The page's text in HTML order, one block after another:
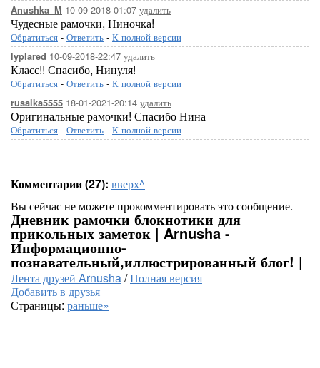
Anushka_M 10-09-2018-01:07 удалить
Чудесные рамочки, Ниночка!
Обратиться - Ответить - К полной версии
lyplared 10-09-2018-22:47 удалить
Класс!! Спасибо, Нинуля!
Обратиться - Ответить - К полной версии
rusalka5555 18-01-2021-20:14 удалить
Оригинальные рамочки! Спасибо Нина
Обратиться - Ответить - К полной версии
Комментарии (27): вверх^
Вы сейчас не можете прокомментировать это сообщение.
Дневник рамочки блокнотики для
прикольных заметок | Arnusha -
Информационно-
познавательный,иллюстрированный блог! |
Лента друзей Arnusha/Полная версия
Добавить в друзья
Страницы: раньше»